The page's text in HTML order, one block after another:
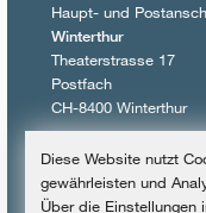
Haupt- und
Winterthur
Theaterstrasse 17
Postfach
CH-8400 Winterthur
Barbier Habegger
Diese Website nutzt
gewährleisten und
Über die Einstellungen